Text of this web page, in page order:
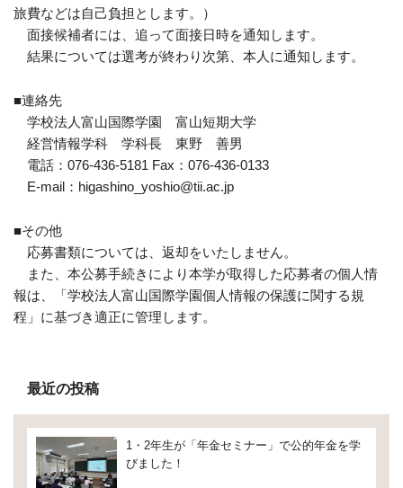
旅費などは自己負担とします。）
面接候補者には、追って面接日時を通知します。
結果については選考が終わり次第、本人に通知します。
■連絡先
学校法人富山国際学園 富山短期大学
経営情報学科 学科長 東野 善男
電話：076-436-5181 Fax：076-436-0133
E-mail：higashino_yoshio@tii.ac.jp
■その他
応募書類については、返却をいたしません。
また、本公募手続きにより本学が取得した応募者の個人情
報は、「学校法人富山国際学園個人情報の保護に関する規
程」に基づき適正に管理します。
最近の投稿
1・2年生が「年金セミナー」で公的年金を学
びました！